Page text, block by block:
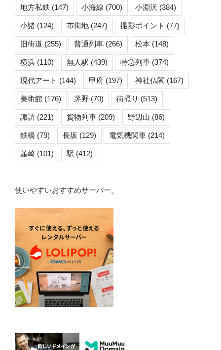
地方私鉄 (147) 小海線 (700) 小淵沢 (384)
小諸 (124) 市街地 (247) 撮影ポイント (77)
旧街道 (255) 普通列車 (266) 松本 (148)
横浜 (110) 無人駅 (439) 特急列車 (374)
現代アート (144) 甲府 (197) 神社仏閣 (167)
美術館 (176) 茅野 (70) 街撮り (513)
諏訪 (221) 貨物列車 (209) 野辺山 (86)
鉄橋 (79) 長坂 (129) 電気機関車 (214)
韮崎 (101) 駅 (412)
使いやすいおすすめサーバー。